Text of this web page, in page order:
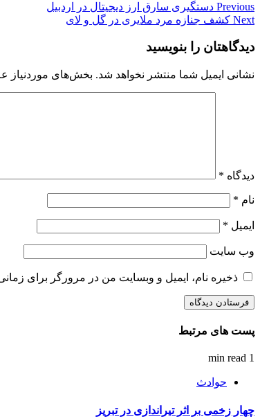
Previous دستگیری سارق ارز دیجیتال در اردبیل
Next کشف جنازه مرد ملایری در گل و لای
دیدگاهتان را بنویسید
نشانی ایمیل شما منتشر نخواهد شد. بخش‌های موردنیاز
دیدگاه *
نام *
ایمیل *
وب‌ سایت
ذخیره نام، ایمیل و وبسایت من در مرورگر برای
پست های مرتبط
1 min read
حوادث
چهار زخمی بر اثر تیراندازی در تبریز